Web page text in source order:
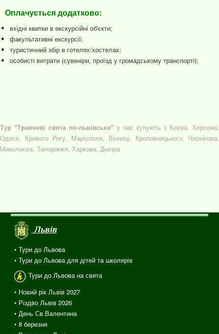
Оплачується додатково:
вхідні квитки в екскурсійні об'єкти;
факультативні екскурсії;
туристичний збір в готелях/хостелах;
особисті витрати (сувеніри, проїзд у громадському транспорті);
Тур "Травневі свята по-львівськи" у нас купують з Києва, Херсона,
Одеси, Кривого Рогу, Маріуполя, Вінниці, Кропивницького, Чернігова,
Миколаєва, Запоріжжя, Харкова, Дніпра
Львів
• Тури до Львова
• Тури до Львова для дітей та школярів
Тури до Львова на свята
• Новий рік Львів 2027
• Різдво Львів 2026
• День Св.Валентина
• 8 березня